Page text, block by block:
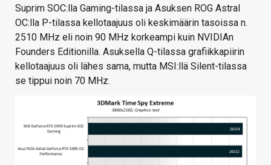
Suprim SOC:lla Gaming-tilassa ja Asuksen ROG Astral
OC:lla P-tilassa kellotaajuus oli keskimäärin tasoissa n.
2510 MHz eli noin 90 MHz korkeampi kuin NVIDIAn
Founders Editionilla. Asuksella Q-tilassa grafiikkapiirin
kellotaajuus oli lähes sama, mutta MSI:llä Silent-tilassa
se tippui noin 70 MHz.